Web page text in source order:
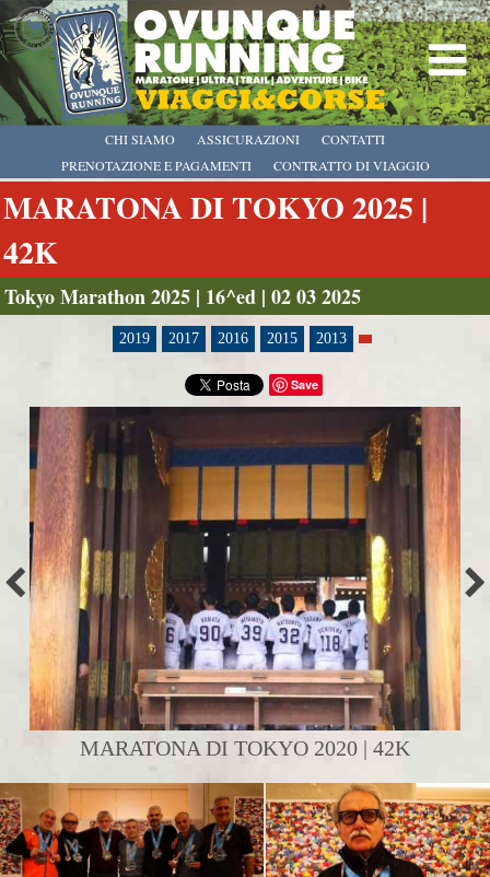
CHI SIAMO
PRENOTAZIONE E PAGAMENTI
CONTRATTO DI VIAGGIO
ASSICURAZIONI CONTATTI
MARATONA DI TOKYO 2025 |
42K
Tokyo Marathon 2025 | 16^ed | 02 03 2025
2019 2017 2016 2015 2013
Save
MARATONA DI TOKYO 2020 | 42K